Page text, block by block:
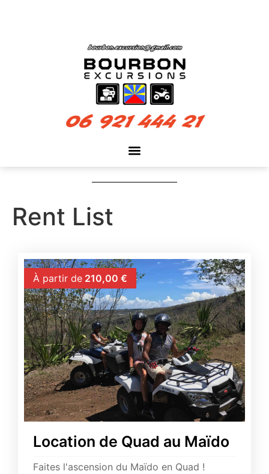
Rent List
À partir de 210,00 €
Location de Quad au Maïdo
Faites l'ascension du Maïdo en Quad !